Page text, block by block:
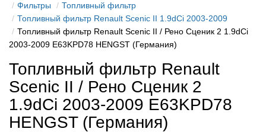
Фильтры
Топливный фильтр
Топливный фильтр Renault Scenic II 1.9dCi 2003-2009
Топливный фильтр Renault Scenic II / Рено Сценик 2 1.9dCi
2003-2009 E63KPD78 HENGST (Германия)
Топливный фильтр Renault
Scenic II / Рено Сценик 2
1.9dCi 2003-2009 E63KPD78
HENGST (Германия)